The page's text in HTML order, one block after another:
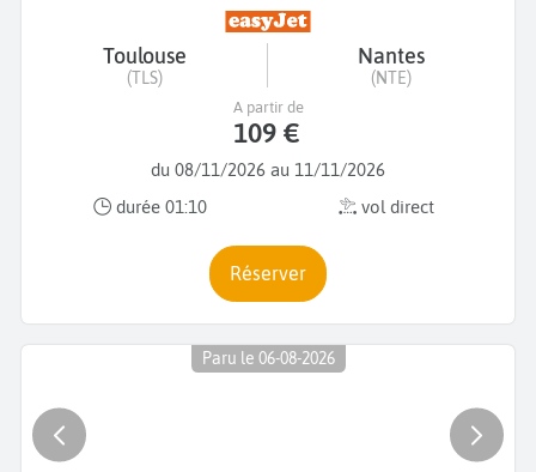
Toulouse
(TLS)
Nantes
(NTE)
du 08/11/2026 au 11/11/2026
durée 01:10
vol direct
A partir de
109 €
Réserver
Paru le 06-08-2026